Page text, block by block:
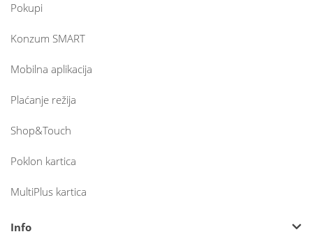
Pokupi
Konzum SMART
Mobilna aplikacija
Plaćanje režija
Shop&Touch
Poklon kartica
MultiPlus kartica
Info